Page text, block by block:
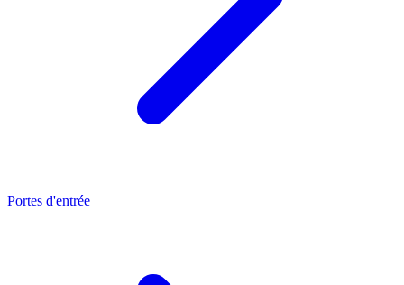
Portes d'entrée